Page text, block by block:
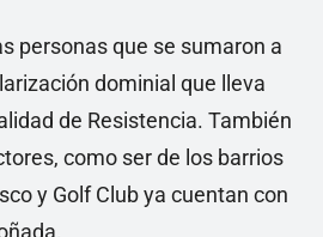
personas que se sumaron a
dominial que lleva
de Resistencia. También
como ser de los barrios
y Golf Club ya cuentan con